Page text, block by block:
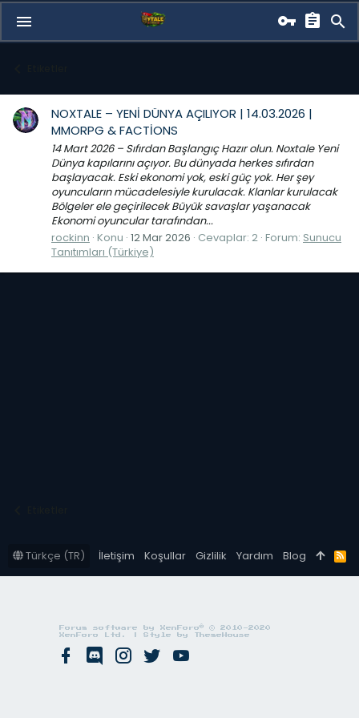
NOXTALE – YENİ DÜNYA AÇILIYOR | 14.03.2026 |
MMORPG & FACTİONS
14 Mart 2026 – Sıfırdan Başlangıç Hazır olun. Noxtale Yeni
Dünya kapılarını açıyor. Bu dünyada herkes sıfırdan
başlayacak. Eski ekonomi yok, eski güç yok. Her şey
oyuncuların mücadelesiyle kurulacak. Klanlar kurulacak
Bölgeler ele geçirilecek Büyük savaşlar yaşanacak
Ekonomi oyuncular tarafından...
rockinn Konu 12 Mar 2026 Cevaplar: 2 Forum: Sunucu
Tanıtımları (Türkiye)
Türkçe (TR) İletişim Koşullar Gizlilik Yardım Blog
R
S
S
Forum software by XenForo ®
© 2010-2020
XenForo Ltd.
Style by ThemeHouse